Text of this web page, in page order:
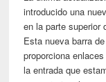
introducido una
en la parte superior
Esta nueva barra
proporciona
la entrada que